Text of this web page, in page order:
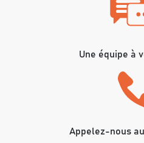
Une équipe à
Appelez-nous au